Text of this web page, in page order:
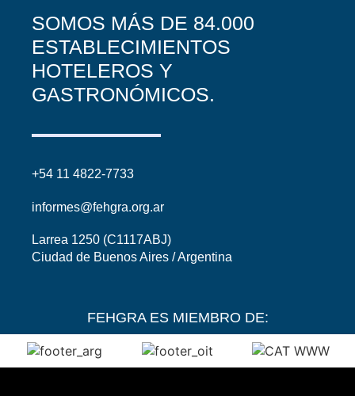
SOMOS MÁS DE 84.000
ESTABLECIMIENTOS
HOTELEROS Y
GASTRONÓMICOS.
+54 11 4822-7733
informes@fehgra.org.ar
Larrea 1250 (C1117ABJ)
Ciudad de Buenos Aires / Argentina
FEHGRA ES MIEMBRO DE: